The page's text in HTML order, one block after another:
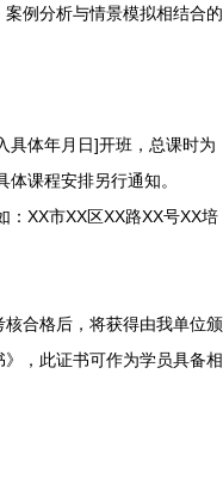
案例分析与情景模拟相结合的
具体年月日]开班，总课时为
课程安排另行通知。
：XX市XX区XX路XX号XX培
合格后，将获得由我单位颁
，此证书可作为学员具备相